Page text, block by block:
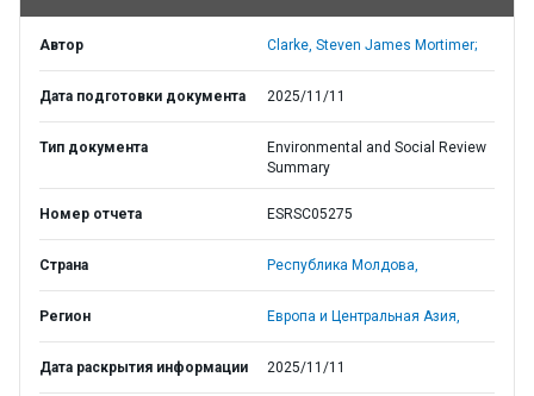
Автор Clarke, Steven James Mortimer;
Дата подготовки документа 2025/11/11
Тип документа
Environmental and Social Review
Summary
Номер отчета ESRSC05275
Страна Республика Молдова,
Регион Европа и Центральная Азия,
Дата раскрытия информации 2025/11/11